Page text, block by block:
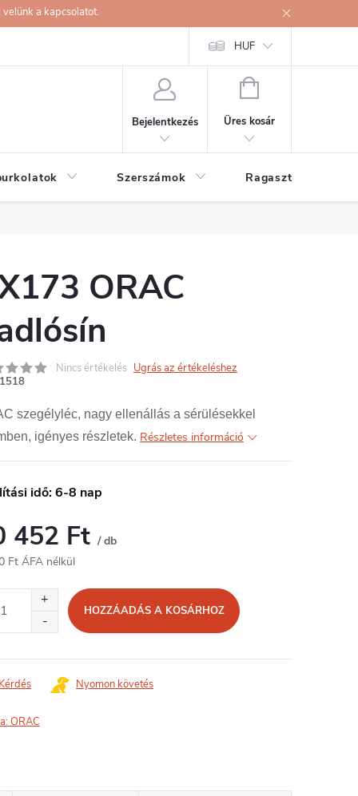
a kapcsolatot.
HUF
Bejelentkezés
KOSÁR
Üres kosár
Szerszámok Ragasztók
ORAC
Nincs értékelés Ugrás az értékeléshez
1518
szegélyléc, nagy ellenállás a sérülésekkel
igényes részletek. Részletes információ
idő: 6-8 nap
452 Ft / db
Ft ÁFA nélkül
HOZZÁADÁS A KOSÁRHOZ
Kérdés Nyomon követés
ORAC